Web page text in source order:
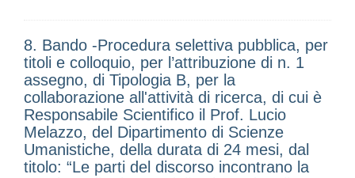
8. Bando -Procedura selettiva pubblica, per
titoli e colloquio, per l’attribuzione di n. 1
assegno, di Tipologia B, per la
collaborazione all'attività di ricerca, di cui è
Responsabile Scientifico il Prof. Lucio
Melazzo, del Dipartimento di Scienze
Umanistiche, della durata di 24 mesi, dal
titolo: “Le parti del discorso incontrano la